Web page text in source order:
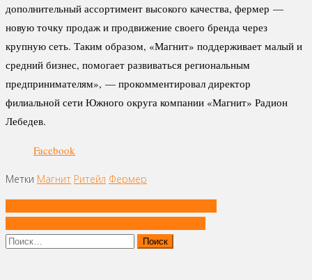
дополнительный ассортимент высокого качества, фермер —
новую точку продаж и продвижение своего бренда через
крупную сеть. Таким образом, «Магнит» поддерживает малый и
средний бизнес, помогает развиваться региональным
предпринимателям», — прокомментировал директор
филиальной сети Южного округа компании «Магнит» Радион
Лебедев.
Facebook
Метки Магнит Ритейл Фермер
записям
Найти: